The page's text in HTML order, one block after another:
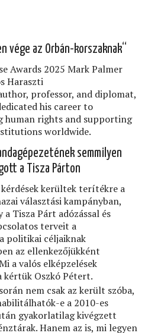
vége az Orbán-korszaknak“
Awards 2025 Mark Palmer
Haraszti
professor, and diplomat,
his career to
human rights and supporting
worldwide.
semmilyen
a Tisza Párton
kérdések kerültek terítékre a
választási kampányban,
a Tisza Párt adózással és
terveit a
politikai céljaiknak
az ellenkezőjükként
a valós elképzelések
kértük Oszkó Pétert.
nem csak az került szóba,
e a 2010-es
gyakorlatilag kivégzett
Hanem az is, mi legyen